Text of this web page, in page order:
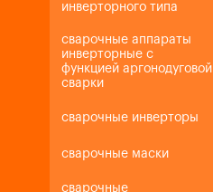
инверторного типа
сварочные аппараты
инверторные с
функцией аргонодуговой
сварки
сварочные инверторы
сварочные маски
сварочные